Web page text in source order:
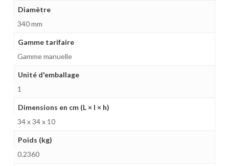
Diamètre
340 mm
Gamme tarifaire
Gamme manuelle
Unité d'emballage
1
Dimensions en cm (L × l × h)
34 x 34 x 10
Poids (kg)
0.2360